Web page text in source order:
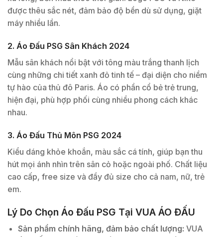
được thêu sắc nét, đảm bảo độ bền dù sử dụng, giặt
máy nhiều lần.
2. Áo Đấu PSG Sân Khách 2024
Mẫu sân khách nổi bật với tông màu trắng thanh lịch
cùng những chi tiết xanh đỏ tinh tế – đại diện cho niềm
tự hào của thủ đô Paris. Áo có phần cổ bẻ trẻ trung,
hiện đại, phù hợp phối cùng nhiều phong cách khác
nhau.
3. Áo Đấu Thủ Môn PSG 2024
Kiểu dáng khỏe khoắn, màu sắc cá tính, giúp bạn thu
hút mọi ánh nhìn trên sân cỏ hoặc ngoài phố. Chất liệu
cao cấp, free size và đầy đủ size cho cả nam, nữ, trẻ
em.
Lý Do Chọn Áo Đấu PSG Tại VUA ÁO ĐẤU
Sản phẩm chính hãng, đảm bảo chất lượng: VUA